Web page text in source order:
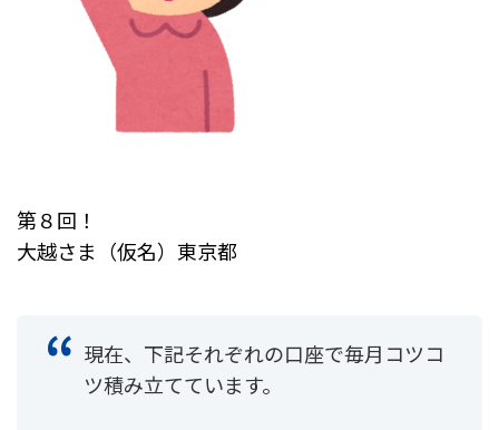
第８回！
大越さま（仮名）東京都
現在、下記それぞれの口座で毎月コツコ
ツ積み立てています。